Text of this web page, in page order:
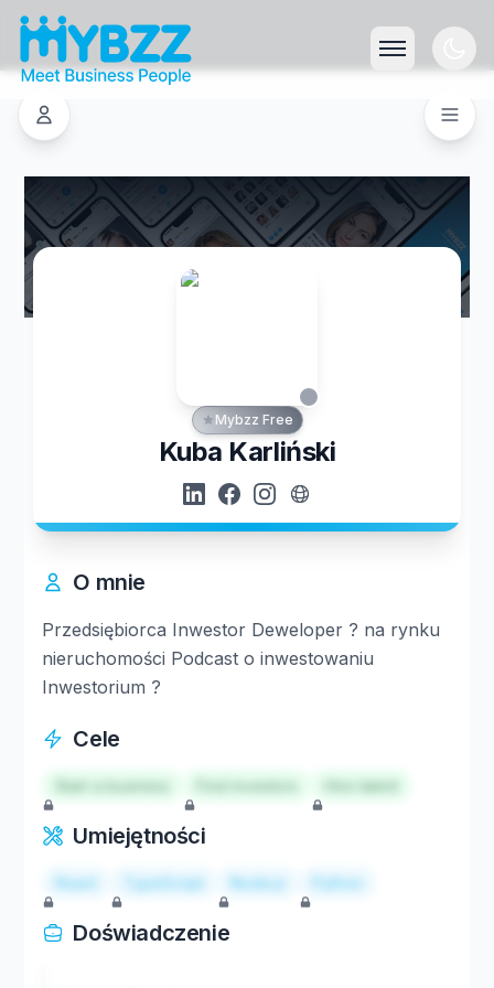
Mybzz Free
Kuba Karliński
O mnie
Przedsiębiorca Inwestor Deweloper ? na rynku
nieruchomości Podcast o inwestowaniu
Inwestorium ?
Cele
Start a business Hire talent
Umiejętności
React TypeScript Node.js Python
Doświadczenie